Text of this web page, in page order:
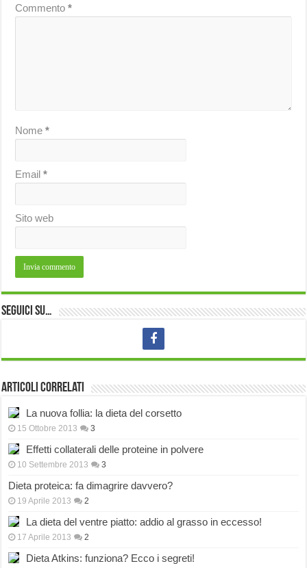
Commento*
Nome*
Email*
Sito web
Seguici su…
Articoli correlati
La nuova follia: la dieta del corsetto
15 Ottobre 2013 3
Effetti collaterali delle proteine in polvere
10 Settembre 2013 3
Dieta proteica: fa dimagrire davvero?
19 Aprile 2013 2
La dieta del ventre piatto: addio al grasso in eccesso!
17 Aprile 2013 2
Dieta Atkins: funziona? Ecco i segreti!